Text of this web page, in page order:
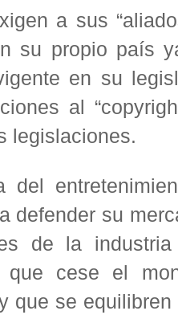
a sus
su propio país
en su
al
legislaciones.
del
defender su
de la
que cese el
que se